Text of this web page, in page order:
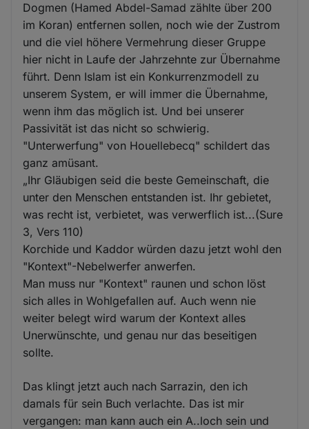
Dogmen (Hamed Abdel-Samad zählte über 200
im Koran) entfernen sollen, noch wie der Zustrom
und die viel höhere Vermehrung dieser Gruppe
hier nicht in Laufe der Jahrzehnte zur Übernahme
führt. Denn Islam ist ein Konkurrenzmodell zu
unserem System, er will immer die Übernahme,
wenn ihm das möglich ist. Und bei unserer
Passivität ist das nicht so schwierig.
"Unterwerfung" von Houellebecq" schildert das
ganz amüsant.
„Ihr Gläubigen seid die beste Gemeinschaft, die
unter den Menschen entstanden ist. Ihr gebietet,
was recht ist, verbietet, was verwerflich ist...(Sure
3, Vers 110)
Korchide und Kaddor würden dazu jetzt wohl den
"Kontext"-Nebelwerfer anwerfen.
Man muss nur "Kontext" raunen und schon löst
sich alles in Wohlgefallen auf. Auch wenn nie
weiter belegt wird warum der Kontext alles
Unerwünschte, und genau nur das beseitigen
sollte.
Das klingt jetzt auch nach Sarrazin, den ich
damals für sein Buch verlachte. Das ist mir
vergangen: man kann auch ein A..loch sein und